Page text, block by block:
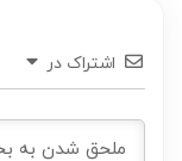
اشتراک در